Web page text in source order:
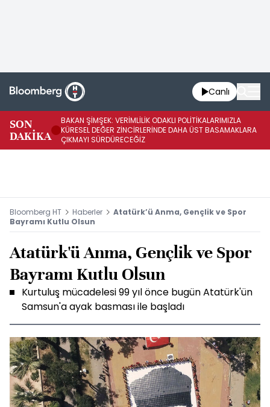
Canlı
SON
DAKİKA
BAKAN ŞİMŞEK: VERİMLİLİK ODAKLI POLİTİKALARIMIZLA
KÜRESEL DEĞER ZİNCİRLERİNDE DAHA ÜST BASAMAKLARA
ÇIKMAYI SÜRDÜRECEĞİZ
Bloomberg HT Haberler
Atatürk’ü Anma, Gençlik ve Spor
Bayramı Kutlu Olsun
Atatürk'ü Anma, Gençlik ve Spor
Bayramı Kutlu Olsun
Kurtuluş mücadelesi 99 yıl önce bugün Atatürk'ün
Samsun'a ayak basması ile başladı